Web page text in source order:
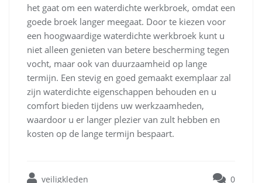
het gaat om een waterdichte werkbroek, omdat een
goede broek langer meegaat. Door te kiezen voor
een hoogwaardige waterdichte werkbroek kunt u
niet alleen genieten van betere bescherming tegen
vocht, maar ook van duurzaamheid op lange
termijn. Een stevig en goed gemaakt exemplaar zal
zijn waterdichte eigenschappen behouden en u
comfort bieden tijdens uw werkzaamheden,
waardoor u er langer plezier van zult hebben en
kosten op de lange termijn bespaart.
veiligkleden 0